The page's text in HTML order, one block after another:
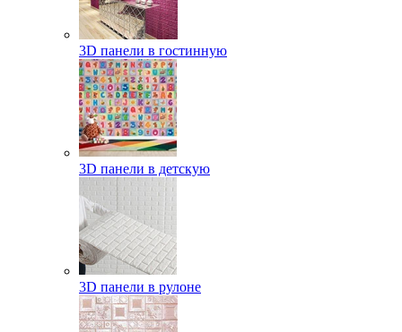
3D панели в гостинную
3D панели в детскую
3D панели в рулоне